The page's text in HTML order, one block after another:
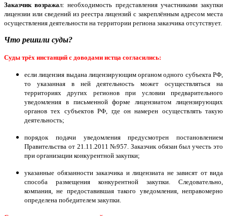
Заказчик возражал: необходимость представления участниками закупки
лицензии или сведений из реестра лицензий с закреплённым адресом места
осуществления деятельности на территории региона заказчика отсутствует.
Что решили суды?
Суды трёх инстанций с доводами истца согласились:
если лицензия выдана лицензирующим органом одного субъекта РФ,
то указанная в ней деятельность может осуществляться на
территориях других регионов при условии предварительного
уведомления в письменной форме лицензиатом лицензирующих
органов тех субъектов РФ, где он намерен осуществлять такую
деятельность;
порядок подачи уведомления предусмотрен постановлением
Правительства от 21.11.2011 №957. Заказчик обязан был учесть это
при организации конкурентной закупки;
указанные обязанности заказчика и лицензиата не зависят от вида
способа размещения конкурентной закупки. Следовательно,
компания, не предоставившая такого уведомления, неправомерно
определена победителем закупки.